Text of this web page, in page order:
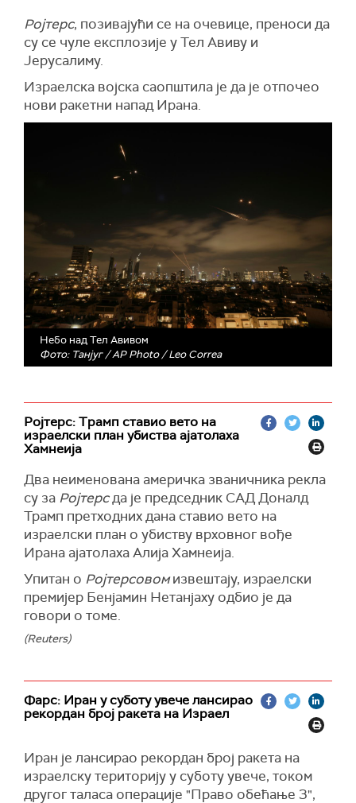
Ројтерс, позивајући се на очевице, преноси да
су се чуле експлозије у Тел Авиву и
Јерусалиму.
Израелска војска саопштила је да је отпочео
нови ракетни напад Ирана.
Небо над Тел Авивом
Фото: Танјуг / AP Photo / Leo Correa
Ројтерс: Трамп ставио вето на
израелски план убиства ајатолаха
Хамнеија
Два неименована америчка званичника рекла
су за Ројтерсда је председник САД Доналд
Трамп претходних дана ставио вето на
израелски план о убиству врховног вође
Ирана ајатолаха Алија Хамнеија.
Упитан о Ројтерсовомизвештају, израелски
премијер Бенјамин Нетанјаху одбио је да
говори о томе.
(Reuters)
Фарс: Иран у суботу увече лансирао
рекордан број ракета на Израел
Иран је лансирао рекордан број ракета на
израелску територију у суботу увече, током
другог таласа операције "Право обећање 3",